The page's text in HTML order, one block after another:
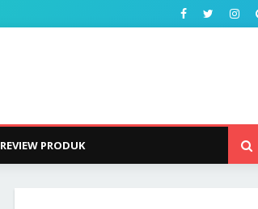
REVIEW PRODUK